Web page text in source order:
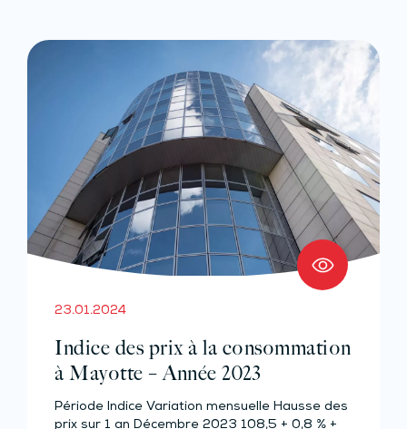
23.01.2024
Indice des prix à la consommation
à Mayotte – Année 2023
Période Indice Variation mensuelle Hausse des
prix sur 1 an Décembre 2023 108,5 + 0,8 % +